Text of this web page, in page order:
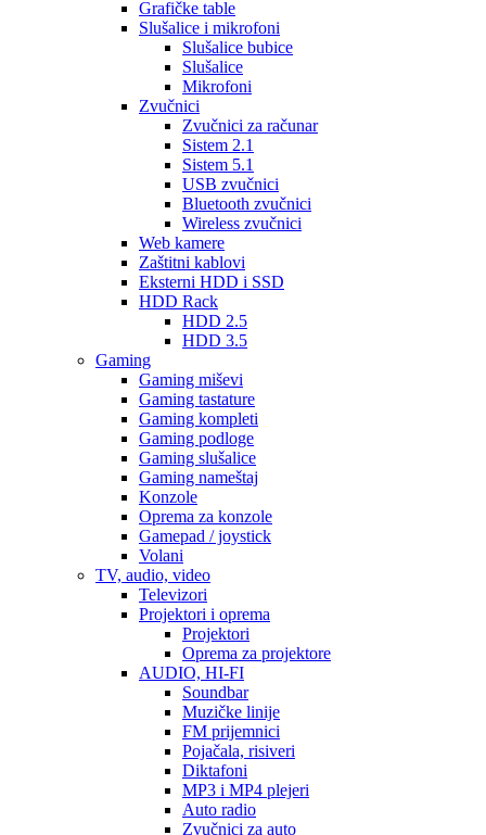
Grafičke table
Slušalice i mikrofoni
Slušalice bubice
Slušalice
Mikrofoni
Zvučnici
Zvučnici za računar
Sistem 2.1
Sistem 5.1
USB zvučnici
Bluetooth zvučnici
Wireless zvučnici
Web kamere
Zaštitni kablovi
Eksterni HDD i SSD
HDD Rack
HDD 2.5
HDD 3.5
Gaming
Gaming miševi
Gaming tastature
Gaming kompleti
Gaming podloge
Gaming slušalice
Gaming nameštaj
Konzole
Oprema za konzole
Gamepad / joystick
Volani
TV, audio, video
Televizori
Projektori i oprema
Projektori
Oprema za projektore
AUDIO, HI-FI
Soundbar
Muzičke linije
FM prijemnici
Pojačala, risiveri
Diktafoni
MP3 i MP4 plejeri
Auto radio
Zvučnici za auto